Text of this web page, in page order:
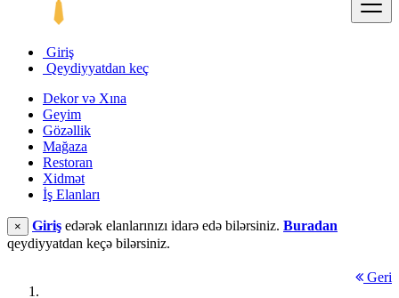
Giriş
Qeydiyyatdan keç
Dekor və Xına
Geyim
Gözəllik
Mağaza
Restoran
Xidmət
İş Elanları
× Giriş edərək elanlarınızı idarə edə bilərsiniz. Buradan
qeydiyyatdan keçə bilərsiniz.
Geri